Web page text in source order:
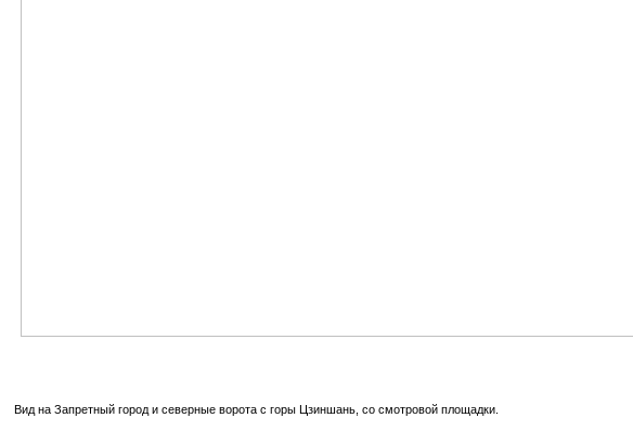
Вид на Запретный город и северные ворота с горы Цзиншань, со смотровой площадки.